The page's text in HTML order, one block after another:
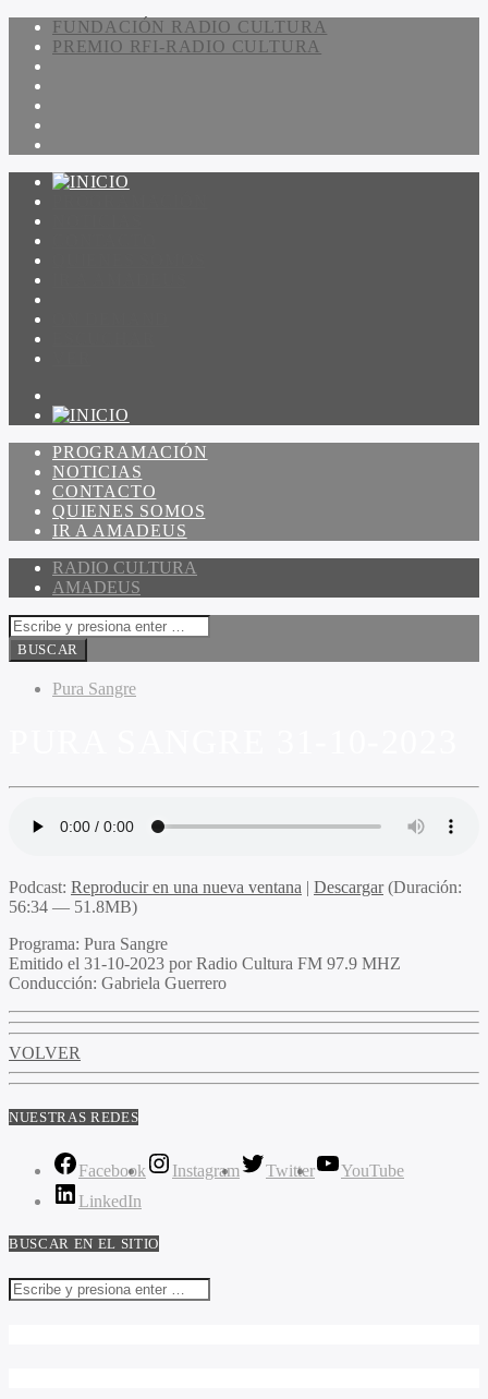
FUNDACIÓN RADIO CULTURA
PREMIO RFI-RADIO CULTURA
PROGRAMACIÓN
NOTICIAS
CONTACTO
QUIENES SOMOS
IR A AMADEUS
RADIO CULTURA
AMADEUS
Pura Sangre
Podcast: Reproducir en una nueva ventana | Descargar(Duración:
56:34 — 51.8MB)
Programa: Pura Sangre
Emitido el 31-10-2023 por Radio Cultura FM 97.9 MHZ
Conducción: Gabriela Guerrero
VOLVER
NUESTRAS REDES
Facebook Instagram Twitter
YouTube
LinkedIn
BUSCAR EN EL SITIO